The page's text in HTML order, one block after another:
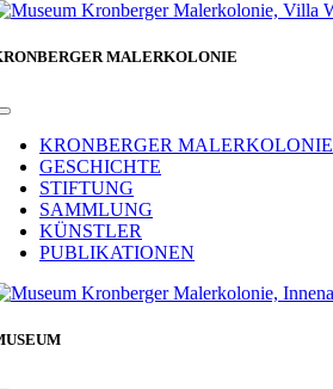
MALERKOLONIE
Toggle
NavigationKRONBERGER MALERKOLONIE
GESCHICHTE
STIFTUNG
SAMMLUNG
KÜNSTLER
PUBLIKATIONEN